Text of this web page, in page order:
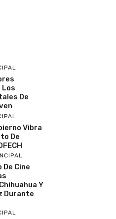
Los
De
Vibra
De
De Cine
Y
Durante